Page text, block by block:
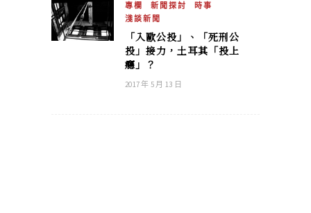
專欄 新聞探討
時事
淺談新聞
「入歐公投」、「死刑公
投」接力，土耳其「投上
癮」？
2017 年 5 月 13 日